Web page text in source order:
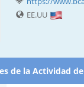
EE.UU
de la Actividad